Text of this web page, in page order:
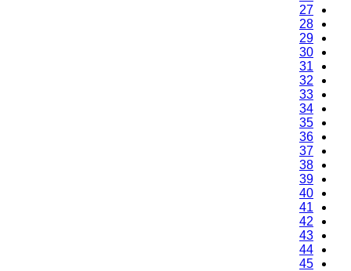
27
28
29
30
31
32
33
34
35
36
37
38
39
40
41
42
43
44
45